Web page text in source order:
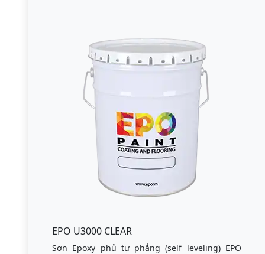
EPO U3000 CLEAR
Sơn Epoxy phủ tự phẳng (self leveling) EPO